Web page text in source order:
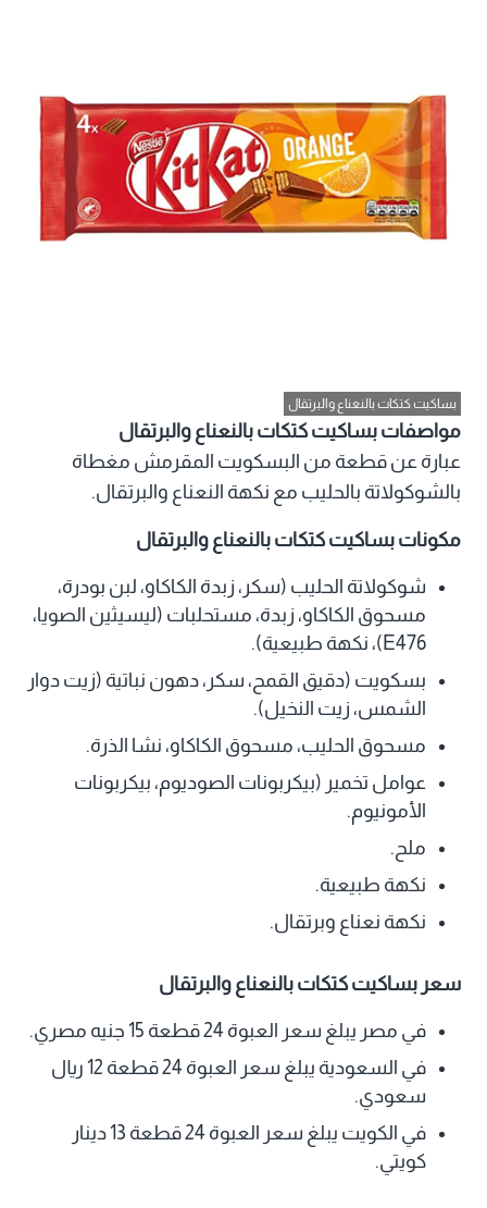
بساكيت كتكات بالنعناع والبرتقال
مواصفات بساكيت كتكات بالنعناع والبرتقال
عبارة عن قطعة من البسكويت المقرمش مغطاة
بالشوكولاتة بالحليب مع نكهة النعناع والبرتقال.
مكونات بساكيت كتكات بالنعناع والبرتقال
شوكولاتة الحليب (سكر، زبدة الكاكاو، لبن بودرة،
مسحوق الكاكاو، زبدة، مستحلبات (ليسيثين الصويا،
E476)، نكهة طبيعية).
بسكويت (دقيق القمح، سكر، دهون نباتية (زيت دوار
الشمس، زيت النخيل).
مسحوق الحليب، مسحوق الكاكاو، نشا الذرة.
عوامل تخمير (بيكربونات الصوديوم، بيكربونات
الأمونيوم.
ملح.
نكهة طبيعية.
نكهة نعناع وبرتقال.
سعر بساكيت كتكات بالنعناع والبرتقال
في مصر يبلغ سعر العبوة 24 قطعة 15 جنيه مصري.
في السعودية يبلغ سعر العبوة 24 قطعة 12 ريال
سعودي.
في الكويت يبلغ سعر العبوة 24 قطعة 13 دينار
كويتي.